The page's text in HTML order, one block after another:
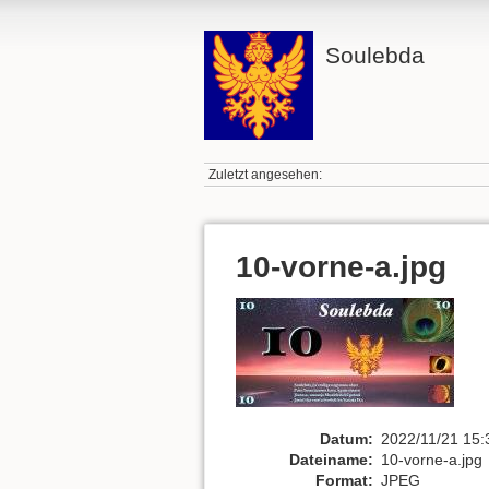
Soulebda
Zuletzt angesehen:
10-vorne-a.jpg
Datum: 2022/11/21
Dateiname: 10-vorne-a.jpg
Format: JPEG